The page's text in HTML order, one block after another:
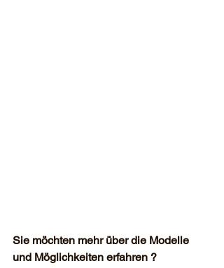
Sie möchten mehr über die Modelle
und Möglichkeiten erfahren ?